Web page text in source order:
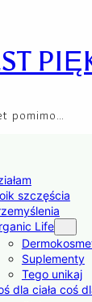
pomimo…
szczęścia
Life
Suplementy
Tego unikaj
dla ciała coś